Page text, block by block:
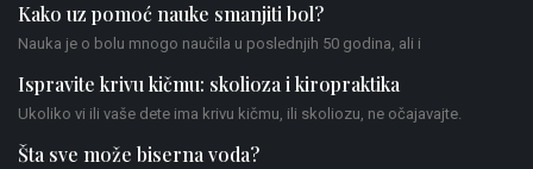
Kako uz pomoć nauke smanjiti bol?
Nauka je o bolu mnogo naučila u poslednjih 50 godina, ali i
Ispravite krivu kičmu: skolioza i kiropraktika
Ukoliko vi ili vaše dete ima krivu kičmu, ili skoliozu, ne očajavajte.
Šta sve može biserna voda?